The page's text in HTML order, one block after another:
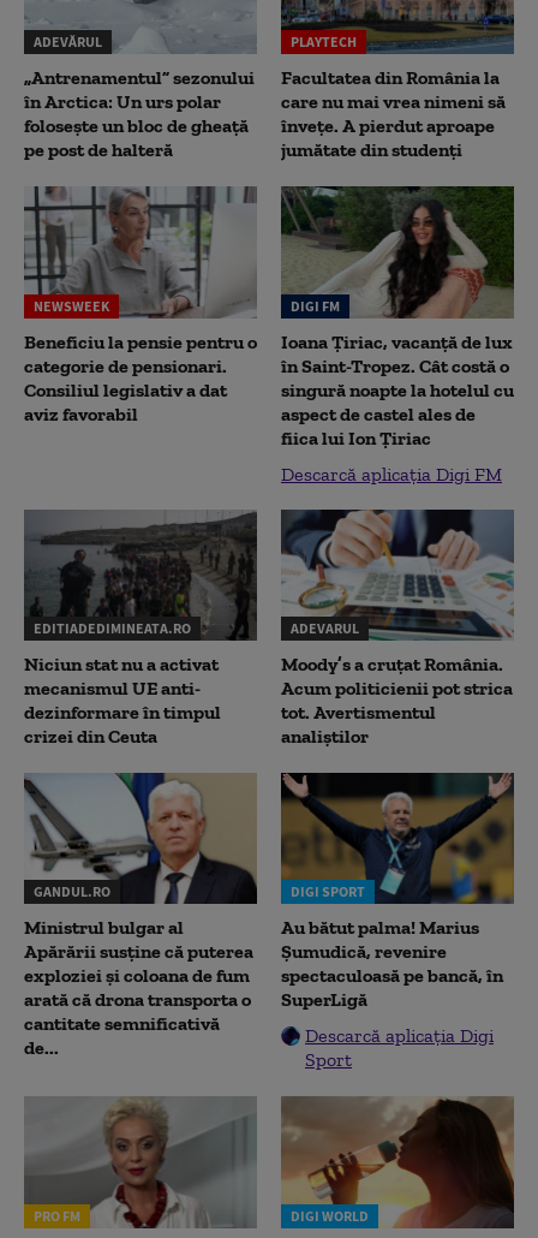
ADEVĂRUL
„Antrenamentul” sezonului
în Arctica: Un urs polar
folosește un bloc de gheață
pe post de halteră
PLAYTECH
Facultatea din România la
care nu mai vrea nimeni să
înveţe. A pierdut aproape
jumătate din studenţi
NEWSWEEK
Beneficiu la pensie pentru o
categorie de pensionari.
Consiliul legislativ a dat
aviz favorabil
DIGI FM
Ioana Țiriac, vacanță de lux
în Saint-Tropez. Cât costă o
singură noapte la hotelul cu
aspect de castel ales de
fiica lui Ion Țiriac
Descarcă aplicația Digi FM
EDITIADEDIMINEATA.RO
Niciun stat nu a activat
mecanismul UE anti-
dezinformare în timpul
crizei din Ceuta
ADEVARUL
Moody’s a cruțat România.
Acum politicienii pot strica
tot. Avertismentul
analiștilor
GANDUL.RO
Ministrul bulgar al
Apărării susține că puterea
exploziei și coloana de fum
arată că drona transporta o
cantitate semnificativă
de...
DIGI SPORT
Au bătut palma! Marius
Șumudică, revenire
spectaculoasă pe bancă, în
SuperLigă
Descarcă aplicația Digi
Sport
PRO FM DIGI WORLD